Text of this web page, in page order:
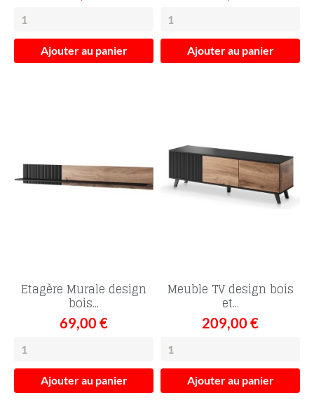
Ajouter au panier Ajouter au panier
Etagère Murale design
bois...
69,00 €
Ajouter au panier
Meuble TV design bois
et...
209,00 €
Ajouter au panier